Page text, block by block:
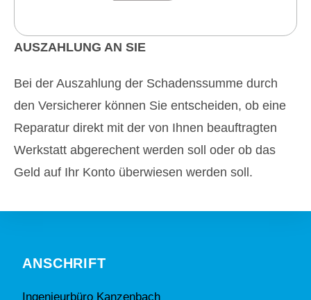
AUSZAHLUNG AN SIE
Bei der Auszahlung der Schadenssumme durch
den Versicherer können Sie entscheiden, ob eine
Reparatur direkt mit der von Ihnen beauftragten
Werkstatt abgerechent werden soll oder ob das
Geld auf Ihr Konto überwiesen werden soll.
ANSCHRIFT
Ingenieurbüro Kanzenbach